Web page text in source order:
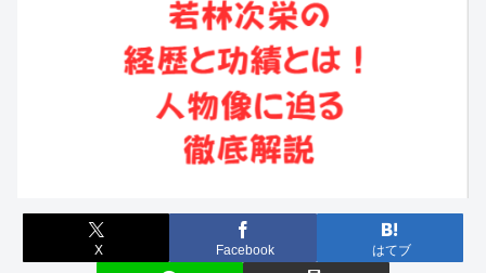
X Facebook はてブ